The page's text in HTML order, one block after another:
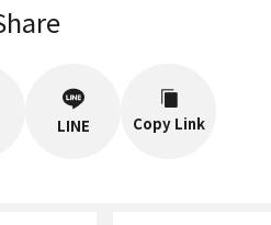
LINE Copy Link